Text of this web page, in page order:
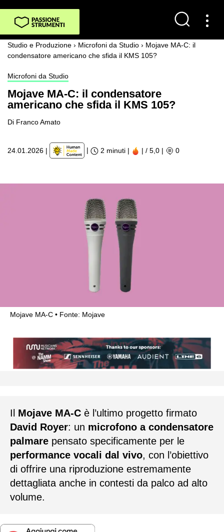
Studio e Produzione › Microfoni da Studio › Mojave MA-C: il
condensatore americano che sfida il KMS 105?
Microfoni da Studio
Mojave MA-C: il condensatore
americano che sfida il KMS 105?
Di Franco Amato
24.01.2026 | | 2 minuti | | / 5,0 | 0
Mojave MA-C Fonte: Mojave
Il Mojave MA-C è l’ultimo progetto firmato
David Royer: un microfono a condensatore
palmare pensato specificamente per le
performance vocali dal vivo, con l’obiettivo
di offrire una riproduzione estremamente
dettagliata anche in contesti da palco ad alto
volume.